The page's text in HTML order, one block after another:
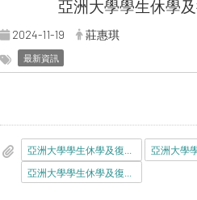
亞洲大學學生休學
2024-11-19 莊惠琪
最新資訊